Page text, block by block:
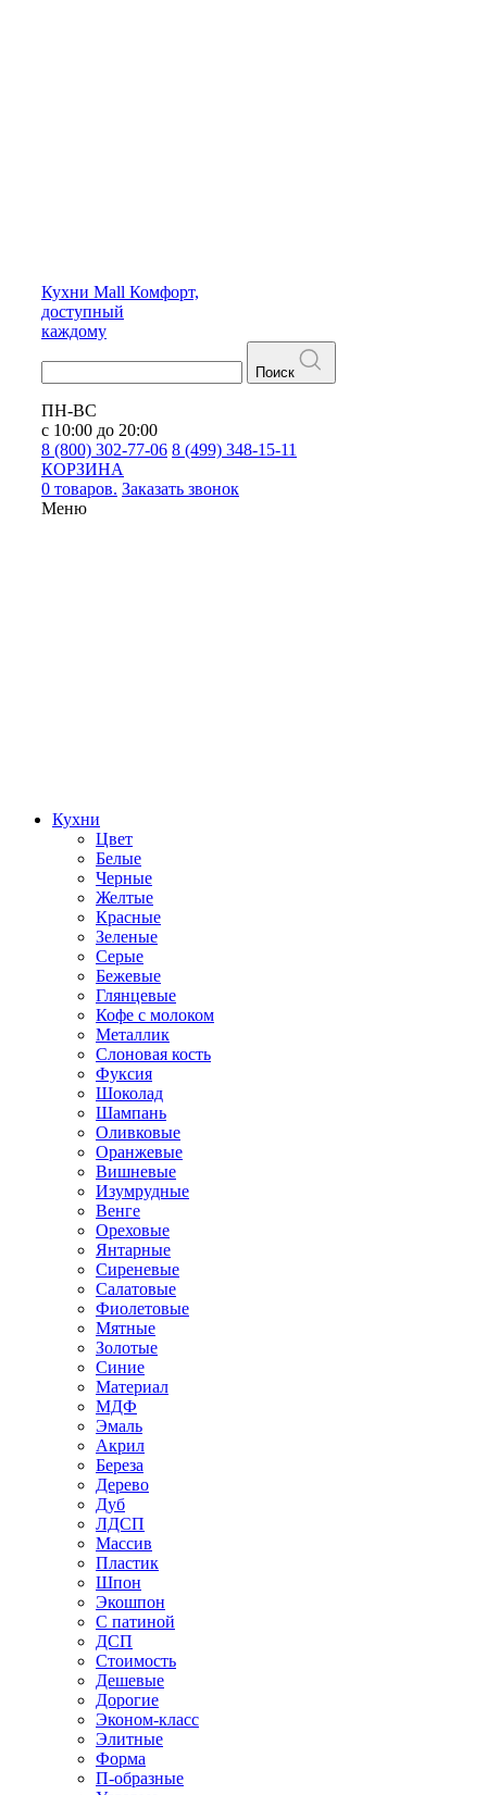
Кухни Mall Комфорт,
доступный
каждому
Поиск
ПН-ВС
с 10:00 до 20:00
8 (800) 302-77-06 8 (499) 348-15-11
КОРЗИНА
0 товаров. Заказать звонок
Меню
Кухни
Цвет
Белые
Черные
Желтые
Красные
Зеленые
Серые
Бежевые
Глянцевые
Кофе с молоком
Металлик
Слоновая кость
Фуксия
Шоколад
Шампань
Оливковые
Оранжевые
Вишневые
Изумрудные
Венге
Ореховые
Янтарные
Сиреневые
Салатовые
Фиолетовые
Мятные
Золотые
Синие
Материал
МДФ
Эмаль
Акрил
Береза
Дерево
Дуб
ЛДСП
Массив
Пластик
Шпон
Экошпон
С патиной
ДСП
Стоимость
Дешевые
Дорогие
Эконом-класс
Элитные
Форма
П-образные